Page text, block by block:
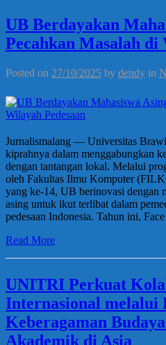
UB Berdayakan
Pecahkan Masalah di
Posted on 27/10/2025 by dendy in
Jurnalismalang — Universitas
kiprahnya dalam menggabungkan
dengan tantangan lokal. Melalui
oleh Fakultas Ilmu Komputer
yang ke-14, UB berinovasi dengan
asing untuk ikut terlibat dalam
pedesaan Indonesia. Tahun ini,
Read More
UNITRI Perkuat
Internasional melalui
Keberagaman
Akademik di Asia